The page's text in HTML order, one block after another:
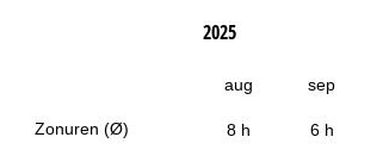
Zonuren (Ø)
2025
aug sep
8 h 6 h